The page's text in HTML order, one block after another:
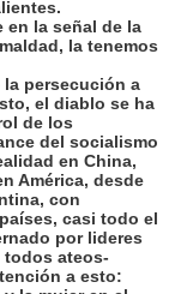
en la señal de la
la tenemos
persecución a
el diablo se ha
de los
del socialismo
en China,
América, desde
con
casi todo el
por lideres
todos ateos-
a esto: